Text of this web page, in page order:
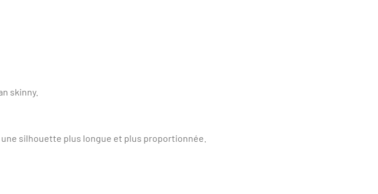
skinny.
silhouette plus longue et plus proportionnée.